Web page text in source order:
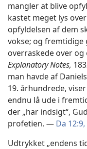
mangler at blive
kastet meget lys
opfyldelsen af dem
vokse; og fremtidige
overraskede over og
Explanatory Notes,
man havde af
19. århundrede,
endnu lå ude i
der „har indsigt“,
profetien. — Da
Udtrykket „endens